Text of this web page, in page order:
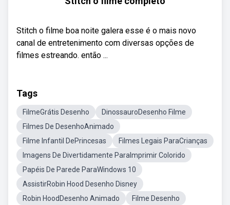
Stitch o filme boa noite galera esse é o mais novo
canal de entretenimento com diversas opções de
filmes estreando. então ...
Tags
FilmeGrátis Desenho
DinossauroDesenho Filme
Filmes De DesenhoAnimado
Filme Infantil DePrincesas
Filmes Legais ParaCrianças
Imagens De Divertidamente ParaImprimir Colorido
Papéis De Parede ParaWindows 10
AssistirRobin Hood Desenho Disney
Robin HoodDesenho Animado
Filme Desenho